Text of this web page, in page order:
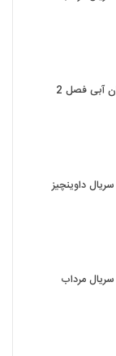
دانلود سریال نیسان آبی فصل 2